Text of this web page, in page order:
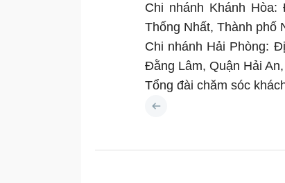
Chi nhánh Khánh
Thống Nhất, Thành phố
Chi nhánh Hải Phòng:
Đằng Lâm, Quận Hải
Tổng đài chăm sóc